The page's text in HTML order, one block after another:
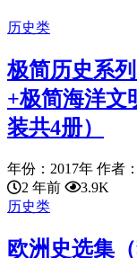
历史类
极简历史系
+极简海洋文
装共4册）
年份：2017年 作者
2 年前
3.9K
历史类
欧洲史选集